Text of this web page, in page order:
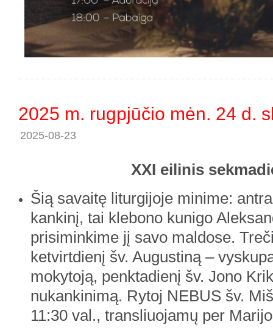
2025 m. rugpjūčio mėn. 24 d.
2025-08-23
XXI eilinis
Šią savaitę liturgijoje minime:
kankinį, tai klebono kunigo
prisiminkime jį savo maldose.
ketvirtdienį šv. Augustiną –
mokytoją, penktadienį šv. Jono
nukankinimą. Rytoj NEBUS šv.
11:30 val., transliuojamų per